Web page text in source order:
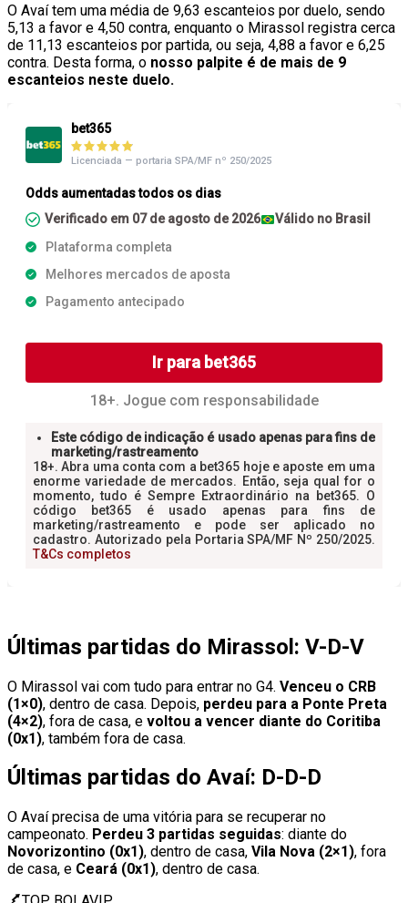
O Avaí tem uma média de 9,63 escanteios por duelo, sendo
5,13 a favor e 4,50 contra, enquanto o Mirassol registra cerca
de 11,13 escanteios por partida, ou seja, 4,88 a favor e 6,25
contra. Desta forma, o nosso palpite é de mais de 9
escanteios neste duelo.
Últimas partidas do Mirassol: V-D-V
O Mirassol vai com tudo para entrar no G4. Venceu o CRB
(1×0), dentro de casa. Depois, perdeu para a Ponte Preta
(4×2), fora de casa, e voltou a vencer diante do Coritiba
(0x1), também fora de casa.
Últimas partidas do Avaí: D-D-D
O Avaí precisa de uma vitória para se recuperar no
campeonato. Perdeu 3 partidas seguidas: diante do
Novorizontino (0x1), dentro de casa, Vila Nova (2×1), fora
de casa, e Ceará (0x1), dentro de casa.